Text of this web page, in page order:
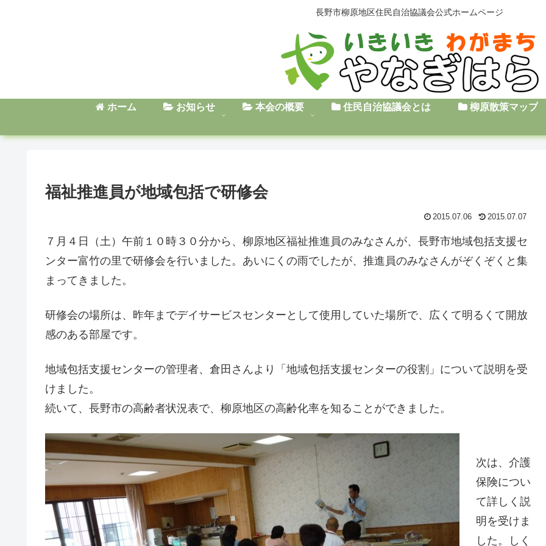
長野市柳原地区住民自治協議会公式ホームページ
ホーム お知らせ 本会の概要 住民自治協議会とは 柳原散策マップ
福祉推進員が地域包括で研修会
2015.07.06 2015.07.07
７月４日（土）午前１０時３０分から、柳原地区福祉推進員のみなさんが、長野市地域包括支援セ
ンター富竹の里で研修会を行いました。あいにくの雨でしたが、推進員のみなさんがぞくぞくと集
まってきました。
研修会の場所は、昨年までデイサービスセンターとして使用していた場所で、広くて明るくて開放
感のある部屋です。
地域包括支援センターの管理者、倉田さんより「地域包括支援センターの役割」について説明を受
けました。
続いて、長野市の高齢者状況表で、柳原地区の高齢化率を知ることができました。
次は、介護
保険につい
て詳しく説
明を受けま
した。しく